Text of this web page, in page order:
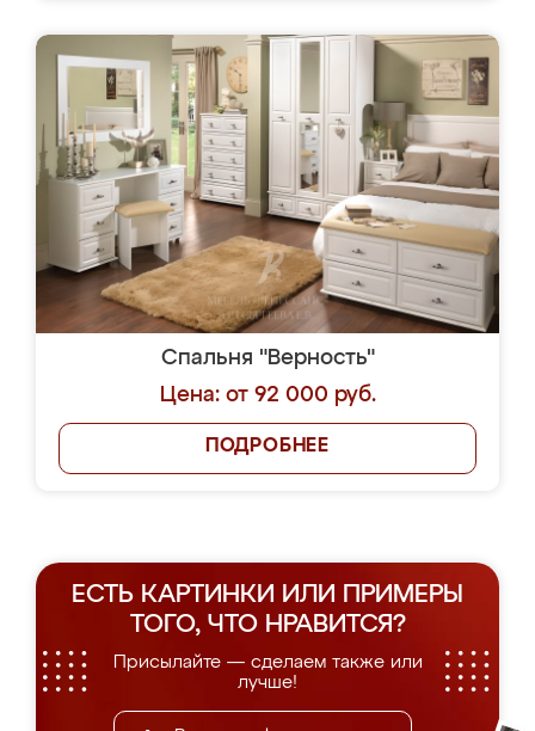
Спальня "Верность"
Цена: от 92 000 руб.
ПОДРОБНЕЕ
ЕСТЬ КАРТИНКИ ИЛИ ПРИМЕРЫ
ТОГО, ЧТО НРАВИТСЯ?
Присылайте — сделаем также или
лучше!